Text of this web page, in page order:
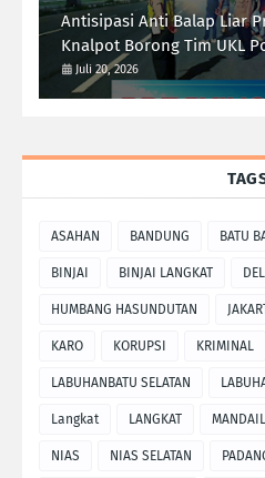
Antisipasi Anti Balap Liar
Knalpot Borong Tim UKL
Laksanakan Patroli Malam
Juli 20, 2026
ASAHAN BANDUNG BATU
BINJAI BINJAI LANGKAT
HUMBANG HASUNDUTAN
KARO KORUPSI KRIMINAL
LABUHANBATU SELATAN
Langkat LANGKAT
NIAS NIAS SELATAN